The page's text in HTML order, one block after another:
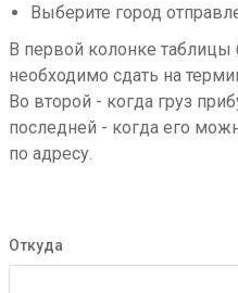
Выберите город
В первой колонке таблицы
необходимо сдать на
Во второй - когда груз
последней - когда его
по адресу.
Откуда